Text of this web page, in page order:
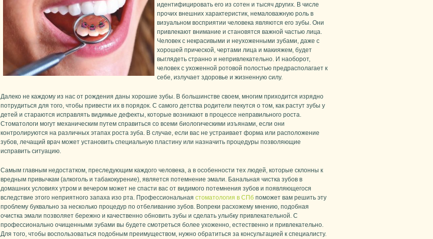
идентифицировать его из сотен и тысяч других. В числе
прочих внешних характеристик, немаловажную роль в
визуальном восприятии человека являются его зубы. Они
привлекают внимание и становятся важной частью лица.
Человек с некрасивыми и неухоженными зубами, даже с
хорошей прической, чертами лица и макияжем, будет
выглядеть странно и непривлекательно. И наоборот,
человек с ухоженной ротовой полостью предрасполагает к
себе, излучает здоровье и жизненную силу.
Далеко не каждому из нас от рождения даны хорошие зубы. В большинстве своем, многим приходится изрядно
потрудиться для того, чтобы привести их в порядок. С самого детства родители пекутся о том, как растут зубы у
детей и стараются исправлять видимые дефекты, которые возникают в процессе неправильного роста.
Стоматологи могут механическим путем справиться со всеми биологическими изъянами, если они
контролируются на различных этапах роста зуба. В случае, если вас не устраивает форма или расположение
зубов, лечащий врач может установить специальную пластину или назначить процедуры позволяющие
исправить ситуацию.
Самым главным недостатком, преследующим каждого человека, а в особенности тех людей, которые склонны к
вредным привычкам (алкоголь и табакокурение), является потемнение эмали. Банальная чистка зубов в
домашних условиях утром и вечером может не спасти вас от видимого потемнения зубов и появляющегося
вследствие этого неприятного запаха изо рта. Профессиональная стоматология в СПб поможет вам решить эту
проблему буквально за несколько процедур по отбеливанию зубов. Вопреки расхожему мнению, подобная
очистка эмали позволяет бережно и качественно обновить зубы и сделать улыбку привлекательной. С
профессионально очищенными зубами вы будете смотреться более ухоженно, естественно и привлекательно.
Для того, чтобы воспользоваться подобным преимуществом, нужно обратиться за консультацией к специалисту.